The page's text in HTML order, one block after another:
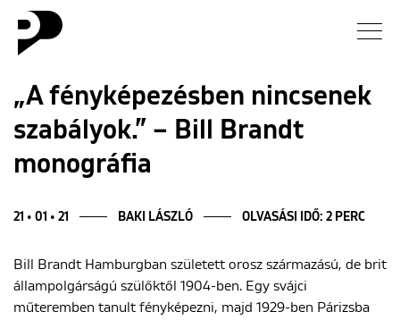
Hírek
Galéria
Blog
„A fényképezésben nincsenek
szabályok.” – Bill Brandt
monográfia
21 • 01 • 21 BAKI LÁSZLÓ OLVASÁSI IDŐ: 2 PERC
Bill Brandt Hamburgban született orosz származású, de brit
állampolgárságú szülőktől 1904-ben. Egy svájci
műteremben tanult fényképezni, majd 1929-ben Párizsba